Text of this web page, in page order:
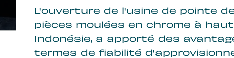
L'ouverture de l'usine de pointe
pièces moulées en chrome à
Indonésie, a apporté des
termes de fiabilité